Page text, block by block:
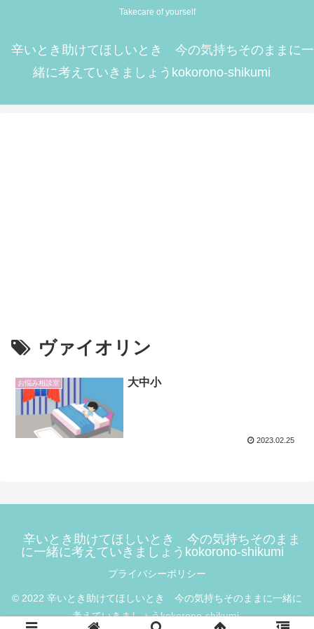
Takecare of yourself
辛いとき助けてほしいとき 今の気持ちそのままに一
緒に考えていきましょうkokorono-shikumi
ヴァイオリン
お悩み相談室 大中小
2023.02.25
辛いとき助けてほしいとき 今の気持ちそのまま
に一緒に考えていきましょうkokorono-shikumi
プライバシーポリシー
© 2022 辛いとき助けてほしいとき 今の気持ちそのままに一緒に
考えていきましょうkokorono-shikumi.